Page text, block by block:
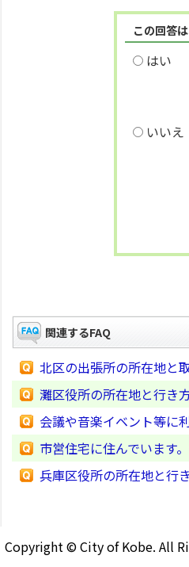
この回答
はい
いいえ
関連するFAQ
北区の出張所の所在地と
灘区役所の所在地と行き
会議や音楽イベント等に
市営住宅に住んでいます
兵庫区役所の所在地と行
Copyright © City of Kobe. All